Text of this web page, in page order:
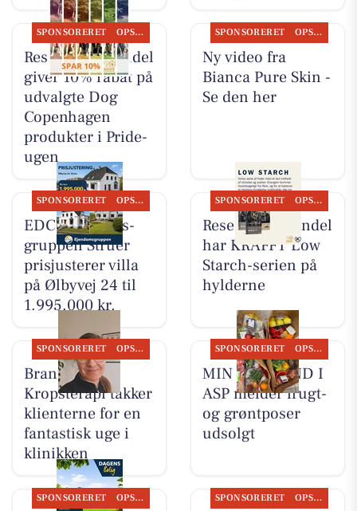
SPONSORERET OPSLAGSTAVLEN
Resen Landhandel
giver 10% rabat på
udvalgte Dog
Copenhagen
produkter i Pride-
ugen
SPONSORERET OPSLAGSTAVLEN
Ny video fra
Bianca Pure Skin -
Se den her
SPONSORERET OPSLAGSTAVLEN
EDC Ejen­doms­
grup­pen Struer
prisjusterer villa
på Ølbyvej 24 til
1.995.000 kr.
SPONSORERET OPSLAGSTAVLEN
Resen Landhandel
har KRAFFT Low
Starch-serien på
hylderne
SPONSORERET OPSLAGSTAVLEN
Brandsborgs
Kropsterapi takker
klienterne for en
fantastisk uge i
klinikken
SPONSORERET OPSLAGSTAVLEN
MIN KØBMAND I
ASP melder frugt-
og grøntposer
udsolgt
SPONSORERET OPSLAGSTAVLEN SPONSORERET OPSLAGSTAVLEN